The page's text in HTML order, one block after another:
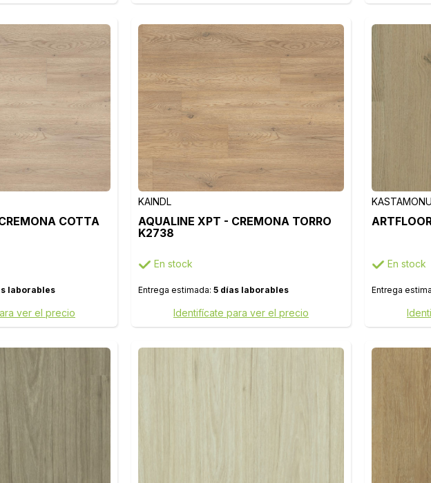
COTTA
laborables
ver el precio
KAINDL
AQUALINE XPT - CREMONA TORRO
K2738
En stock
Entrega estimada: 5 días laborables
Identifícate para ver el precio
KASTAMONU
En stock
Entrega